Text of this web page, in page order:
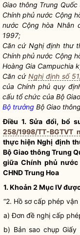
Giao thông Trung
Chính phủ nước Cộng
nước Cộng hòa Nhân
1997;
Căn cứ Nghị định thư
Chính phủ nước Cộng
Hoàng Gia Campuchia
Căn cứ Nghị định số
của Chính phủ quy
cấu tổ chức của Bộ
Bộ trưởng Bộ Giao
Điều 1. Sửa đổi, bổ
258/1998/TT-BGTVT
thực hiện Nghị định
Bộ Giao thông Trung
giữa Chính phủ nước
CHND Trung Hoa
1. Khoản 2 Mục IV
“2. Hồ sơ cấp phép
a) Đơn đề nghị cấp
b) Bản sao chụp Giấy